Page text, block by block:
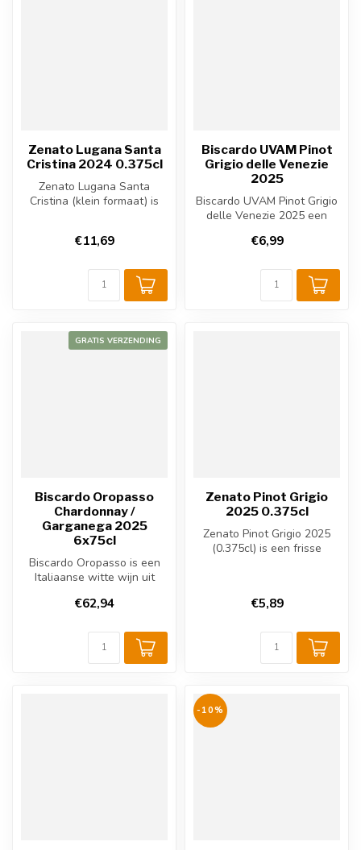
Zenato Lugana Santa
Cristina 2024 0.375cl
Zenato Lugana Santa
Cristina (klein formaat) is
€11,69
Biscardo UVAM Pinot
Grigio delle Venezie
2025
Biscardo UVAM Pinot Grigio
delle Venezie 2025 een
Vene...
€6,99
GRATIS VERZENDING
Biscardo Oropasso
Chardonnay /
Garganega 2025
6x75cl
Biscardo Oropasso is een
Italiaanse witte wijn uit
Chardonna...
€62,94
Zenato Pinot Grigio
2025 0.375cl
Zenato Pinot Grigio 2025
(0.375cl) is een frisse
€5,89
-10%